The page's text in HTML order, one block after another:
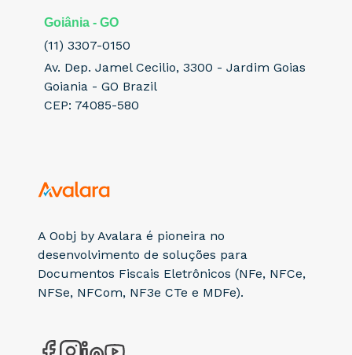
A Oobj by Avalara é pioneira no
desenvolvimento de soluções para
Documentos Fiscais Eletrônicos (NFe, NFCe,
NFSe, NFCom, NF3e CTe e MDFe).
Goiânia - GO
(11) 3307-0150
Av. Dep. Jamel Cecilio, 3300 - Jardim Goias
Goiania - GO Brazil
CEP: 74085-580